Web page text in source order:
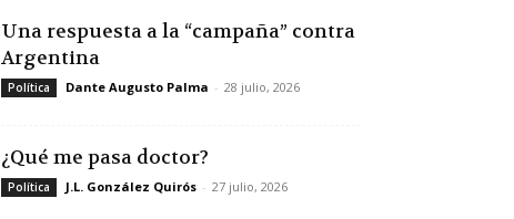
Una respuesta a la “campaña” contra
Argentina
Política Dante Augusto Palma - 28 julio, 2026
¿Qué me pasa doctor?
Política J.L. González Quirós - 27 julio, 2026